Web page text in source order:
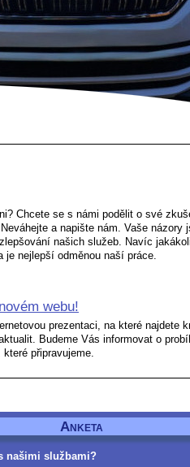
Chcete se s námi podělit o své
a napište nám. Vaše názory
našich služeb. Navíc
je nejlepší odměnou naší práce.
webu!
prezentaci, na které najdete
Budeme Vás informovat o
připravujeme.
ANKETA
našimi službami?